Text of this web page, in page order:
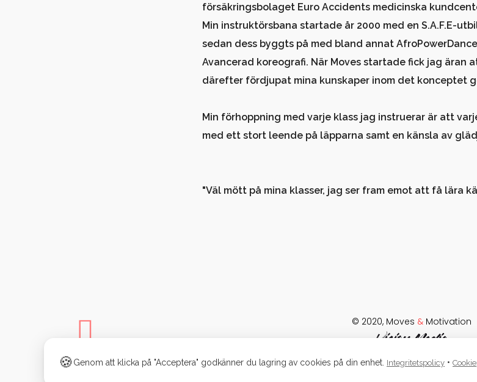
försäkringsbolaget Euro Accidents medicinska
Min instruktörsbana startade år 2000 med en S.A.F.E-
sedan dess byggts på med bland annat
Avancerad koreografi. När Moves startade fick jag äran
därefter fördjupat mina kunskaper inom det konceptet
Min förhoppning med varje klass jag instruerar är att
med ett stort leende på läpparna samt en känsla av
"Väl mött på mina klasser, jag ser fram emot att få lära
© 2020, Moves & Motivation
🍪Genom att klicka på "Acceptera" godkänner du lagring av cookies på din enhet. Integritetspolicy •